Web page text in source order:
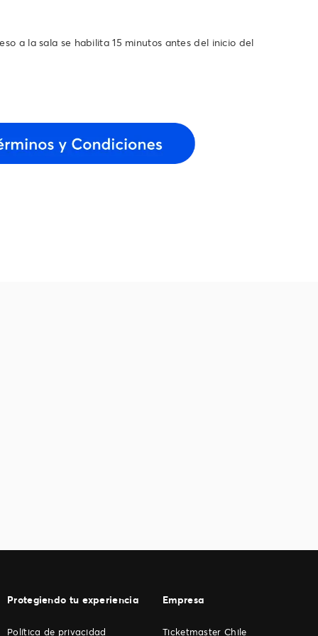
a la sala se habilita 15 minutos antes del inicio del
Protegiendo tu experiencia
Política de privacidad
Empresa
Ticketmaster Chile